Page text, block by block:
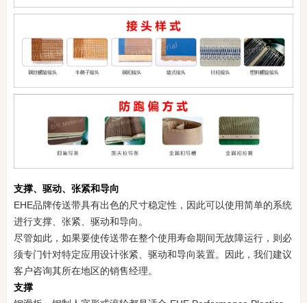
支撑、驱动、张紧和导向
EHE品牌传送带具有出色的尺寸稳定性，因此可以使用简单的系统
进行支撑、张紧、驱动和导向。
尽管如此，如果要使传送带在整个使用寿命期间无故障运行，则必
须专门针对特定应用设计张紧、驱动和导向装置。因此，我们建议
客户咨询其所在地区的销售经理。
支撑